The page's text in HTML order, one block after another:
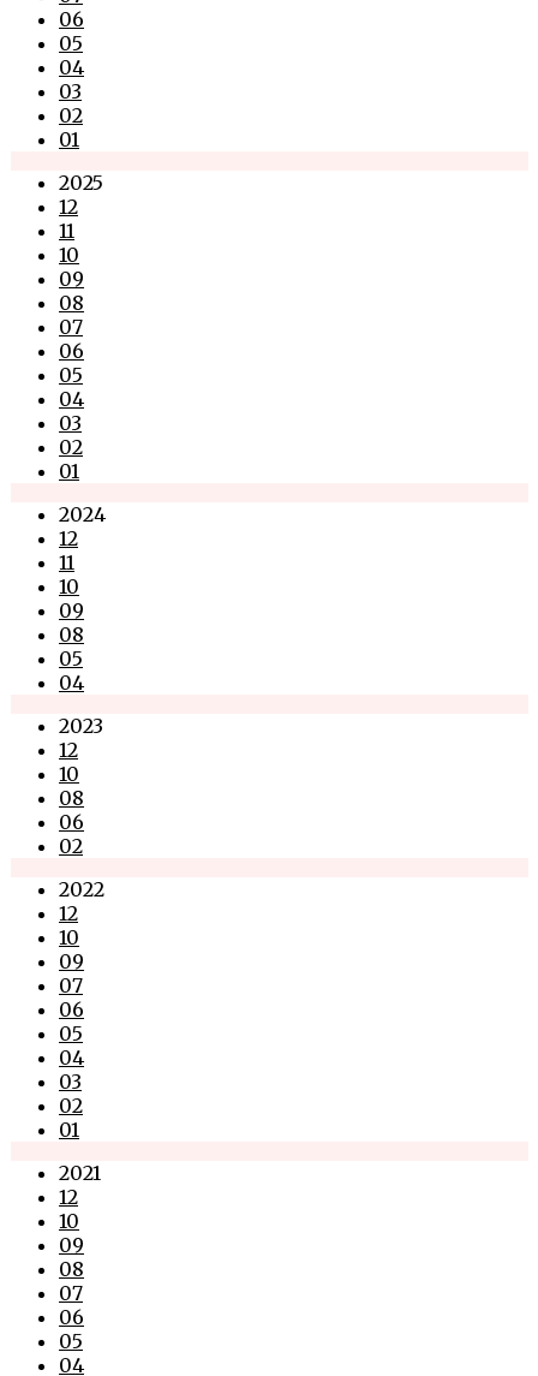
06
05
04
03
02
01
2025
12
11
10
09
08
07
06
05
04
03
02
01
2024
12
11
10
09
08
05
04
2023
12
10
08
06
02
2022
12
10
09
07
06
05
04
03
02
01
2021
12
10
09
08
07
06
05
04